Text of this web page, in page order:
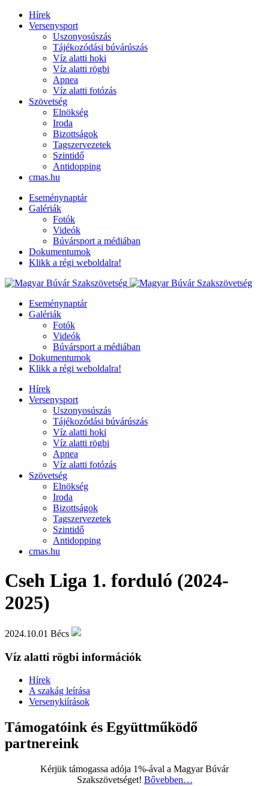
Hírek
Versenysport
Uszonyosúszás
Tájékozódási búvárúszás
Víz alatti hoki
Víz alatti rögbi
Apnea
Víz alatti fotózás
Szövetség
Elnökség
Iroda
Bizottságok
Tagszervezetek
Szintidő
Antidopping
cmas.hu
Eseménynaptár
Galériák
Fotók
Videók
Búvársport a médiában
Dokumentumok
Klikk a régi weboldalra!
Eseménynaptár
Galériák
Fotók
Videók
Búvársport a médiában
Dokumentumok
Klikk a régi weboldalra!
Hírek
Versenysport
Uszonyosúszás
Tájékozódási búvárúszás
Víz alatti hoki
Víz alatti rögbi
Apnea
Víz alatti fotózás
Szövetség
Elnökség
Iroda
Bizottságok
Tagszervezetek
Szintidő
Antidopping
cmas.hu
Cseh Liga 1. forduló (2024-
2025)
2024.10.01 Bécs
Víz alatti rögbi információk
Hírek
A szakág leírása
Versenykiírások
Támogatóink és Együttműködő
partnereink
Kérjük támogassa adója 1%-ával a Magyar Búvár
Szakszövetséget! Bővebben…